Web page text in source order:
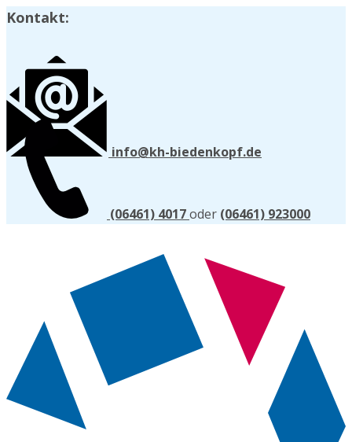
Kontakt:
info@kh-biedenkopf.de
(06461) 4017oder (06461) 923000